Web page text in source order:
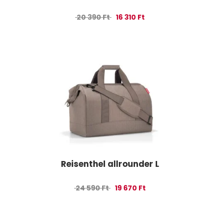
20 390Ft Original price was: 20 390 Ft.
16 310 Ft
Reisenthel allrounder L
24 590Ft Original price was: 24 590 Ft.
19 670 Ft